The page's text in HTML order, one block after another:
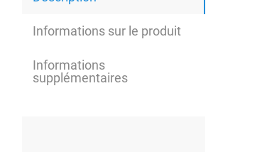
Informations sur le produit
Informations
supplémentaires